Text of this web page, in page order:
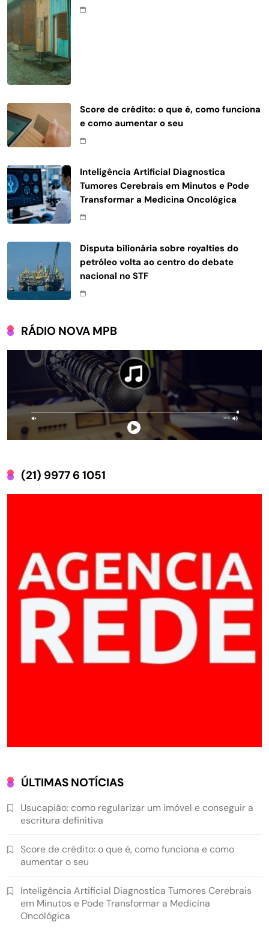
Score de crédito: o que é, como funciona
e como aumentar o seu
Inteligência Artificial Diagnostica
Tumores Cerebrais em Minutos e Pode
Transformar a Medicina Oncológica
Disputa bilionária sobre royalties do
petróleo volta ao centro do debate
nacional no STF
RÁDIO NOVA MPB
(21) 9977 6 1051
ÚLTIMAS NOTÍCIAS
Usucapião: como regularizar um imóvel e conseguir a
escritura definitiva
Score de crédito: o que é, como funciona e como
aumentar o seu
Inteligência Artificial Diagnostica Tumores Cerebrais
em Minutos e Pode Transformar a Medicina
Oncológica